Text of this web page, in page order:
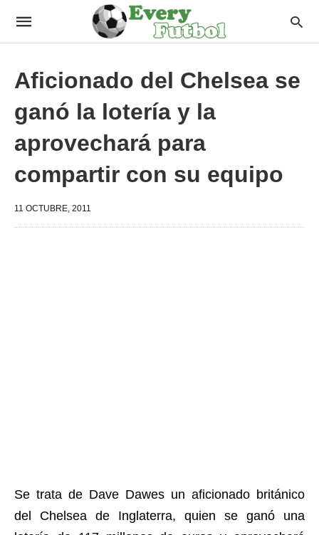
Aficionado del Chelsea se
ganó la lotería y la
aprovechará para
compartir con su equipo
11 OCTUBRE, 2011
Se trata de Dave Dawes un aficionado británico
del Chelsea de Inglaterra, quien se ganó una